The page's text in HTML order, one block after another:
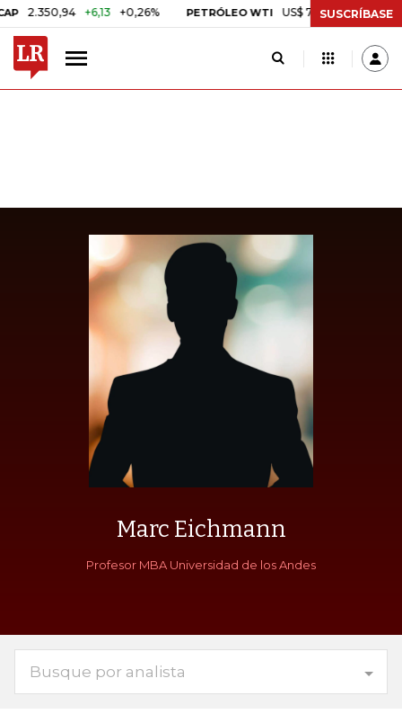
+6,13 +0,26% PETRÓLEO WTI US$ 78,18 US$ 0,17
SUSCRÍBASE
Marc Eichmann
Profesor MBA Universidad de los Andes
Busque por analista